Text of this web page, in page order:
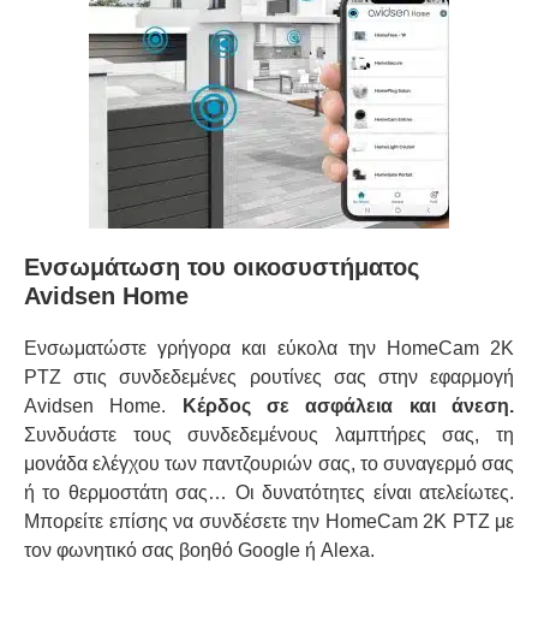
Ενσωμάτωση του οικοσυστήματος
Avidsen Home
Ενσωματώστε γρήγορα και εύκολα την HomeCam 2K
PTZ στις συνδεδεμένες ρουτίνες σας στην εφαρμογή
Avidsen Home.
Κέρδος σε ασφάλεια και άνεση.
Συνδυάστε τους συνδεδεμένους λαμπτήρες σας, τη
μονάδα ελέγχου των παντζουριών σας, το συναγερμό σας
ή το θερμοστάτη σας… Οι δυνατότητες είναι ατελείωτες.
Μπορείτε επίσης να συνδέσετε την HomeCam 2K PTZ με
τον φωνητικό σας βοηθό Google ή Alexa.